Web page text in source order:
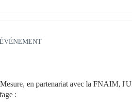
en partenariat avec la FNAIM,
: